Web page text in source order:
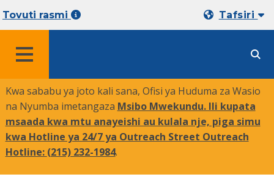
Tovuti rasmi Tafsiri
Kwa sababu ya joto kali sana, Ofisi ya Huduma za Wasio
na Nyumba imetangaza Msibo Mwekundu. Ili kupata
msaada kwa mtu anayeishi au kulala nje, piga simu
kwa Hotline ya 24/7 ya Outreach Street Outreach
Hotline: (215) 232-1984.